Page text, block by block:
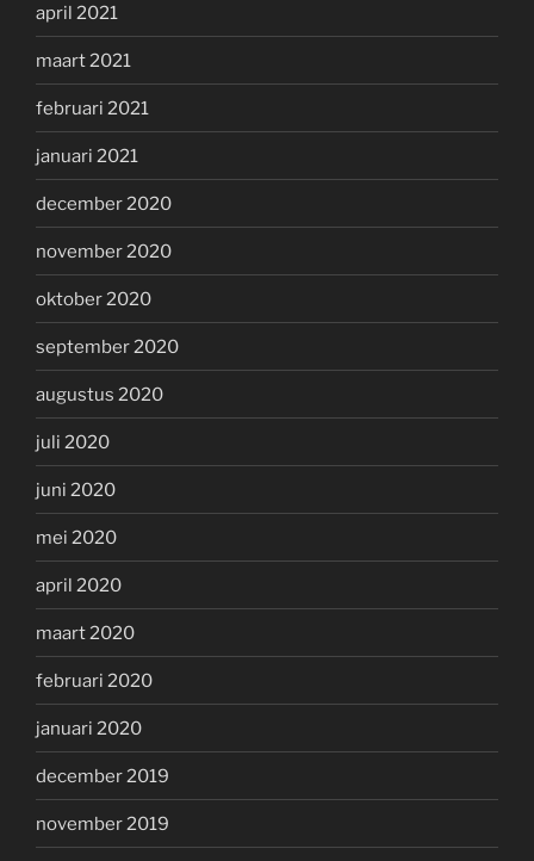
april 2021
maart 2021
februari 2021
januari 2021
december 2020
november 2020
oktober 2020
september 2020
augustus 2020
juli 2020
juni 2020
mei 2020
april 2020
maart 2020
februari 2020
januari 2020
december 2019
november 2019